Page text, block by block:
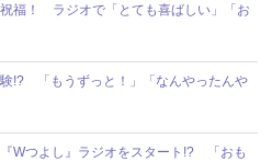
福！ ラジオで「とても喜ばしい」「お
!? 「もうずっと！」「なんやったんや
Wつよし』ラジオをスタート!? 「おも